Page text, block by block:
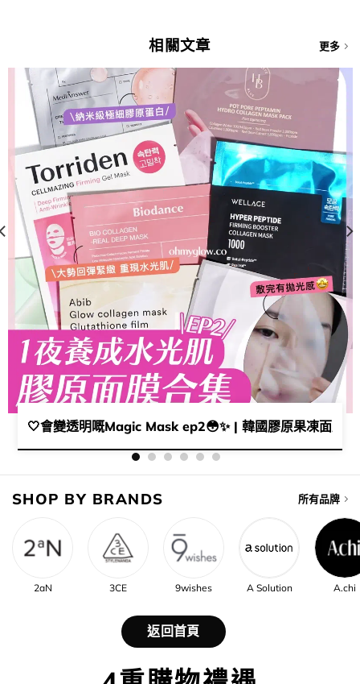
相關文章 更多
🤍​會變透明嘅Magic Mask ep2😳​✨ | 韓國膠原果凍面膜
清單課金skincare 好物～😘👧🏻💞
SHOP BY BRANDS 所有品牌
2aN 3CE 9wishes A Solution A.chi
返回首頁